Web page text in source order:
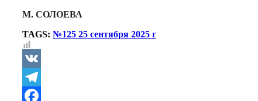
М. СОЛОЕВА
TAGS: №125 25 сентября 2025 г
VK
Telegram